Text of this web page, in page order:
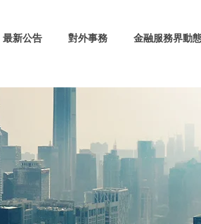
最新公告 對外事務 金融服務界動